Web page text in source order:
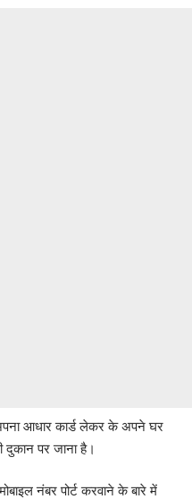
आधार कार्ड लेकर के अपने घर
पर जाना है।
नंबर पोर्ट करवाने के बारे में